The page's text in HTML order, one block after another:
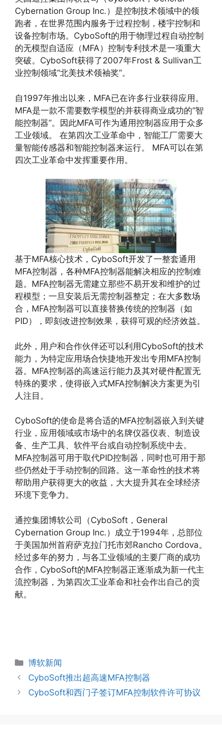
Cybernation Group Inc.）是控制技术领域中的领
跑者，在世界范围内服务于过程控制，楼宇控制和
设备控制市场。CyboSoft的用于物理过程自动控制
的无模型自适应（MFA）控制专利技术是一项重大
突破。CyboSoft获得了2007年Frost & Sullivan工
业控制领域“北美技术领袖奖”。
自1997年推出以来，MFA已在许多行业获得应用。
MFA是一款不需要数学模型的并获得商业成功的“智
能控制器”。因此MFA可作为通用控制器应用于众多
工业领域。 在第四次工业革命中，智能工厂需要大
量智能传感器和智能控制器来运行。 MFA可以在第
四次工业革命中发挥重要作用。
基于MFA核心技术，CyboSoft开发了一整套通用
MFA控制器，各种MFA控制器能解决相应的控制难
题。MFA控制器无需建立那些不易开发和维护的过
程模型；一旦安装后无需控制器整定；在大多数场
合，MFA控制器可以直接替换传统的控制器（如
PID），即刻改进控制效果，获得可观的经济效益。
此外，用户和合作伙伴还可以利用CyboSoft的技术
能力，为特定应用场合快捷地开发出专用MFA控制
器。MFA控制器的高速运行能力及其对硬件配置无
特殊的要求，使得嵌入式MFA控制解决方案更为引
人注目。
CyboSoft的使命是将合适的MFA控制器嵌入到关键
行业，应用领域或市场中的名牌仪器仪表、制造设
备、生产工具、软件平台或自动控制系统中去。
MFA控制器可用于取代PID控制器，同时也可用于那
些仍然处于手动控制的回路。这一革命性的技术将
帮助用户获得更大的收益，大大提升其在全球经济
环境下竞争力。
通控集团博软公司（CyboSoft，General
Cybernation Group Inc.）成立于1994年，总部位
于美国加州首府萨克拉门托市郊Rancho Cordova。
经过多年的努力，与各工业领域的主要厂商的成功
合作，CyboSoft的MFA控制器正逐渐成为新一代主
流控制器，为第四次工业革命和社会作出自己的贡
献。
分
类
博软新闻
CyboSoft推出超高速MFA控制器
CyboSoft和西门子签订MFA控制软件许可协议